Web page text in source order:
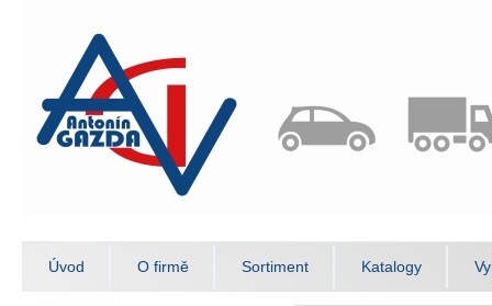
Úvod O firmě Sortiment Katalogy